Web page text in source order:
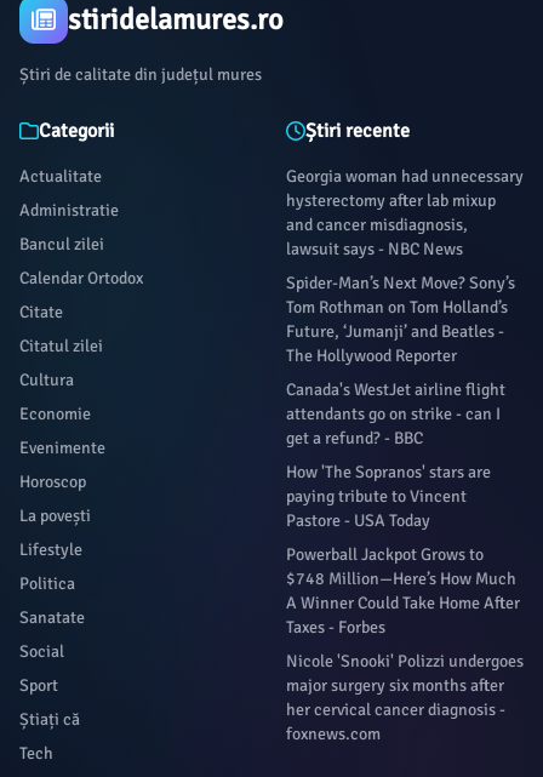
stiridelamures.ro
Știri de calitate din județul mures
Categorii
Actualitate
Administratie
Bancul zilei
Calendar Ortodox
Citate
Citatul zilei
Cultura
Economie
Evenimente
Horoscop
La povești
Lifestyle
Politica
Sanatate
Social
Sport
Știați că
Tech
Știri recente
Georgia woman had unnecessary
hysterectomy after lab mixup
and cancer misdiagnosis,
lawsuit says - NBC News
Spider-Man’s Next Move? Sony’s
Tom Rothman on Tom Holland’s
Future, ‘Jumanji’ and Beatles -
The Hollywood Reporter
Canada's WestJet airline flight
attendants go on strike - can I
get a refund? - BBC
How 'The Sopranos' stars are
paying tribute to Vincent
Pastore - USA Today
Powerball Jackpot Grows to
$748 Million—Here’s How Much
A Winner Could Take Home After
Taxes - Forbes
Nicole 'Snooki' Polizzi undergoes
major surgery six months after
her cervical cancer diagnosis -
foxnews.com